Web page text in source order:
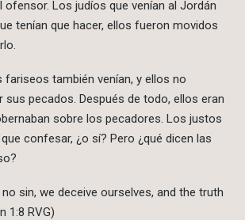
ofensor. Los judíos que venían al Jordán
tenían que hacer, ellos fueron movidos
también venían, y ellos no
sus pecados. Después de todo, ellos eran
sobre los pecadores. Los justos
confesar, ¿o sí? Pero ¿qué dicen las
sin, we deceive ourselves, and the truth
1:8 RVG)